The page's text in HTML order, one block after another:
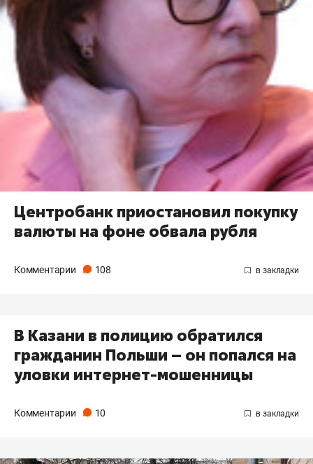
Центробанк приостановил покупку
валюты на фоне обвала рубля
Комментарии 108
В Казани в полицию обратился
гражданин Польши – он попался на
уловки интернет-мошенницы
Комментарии 10